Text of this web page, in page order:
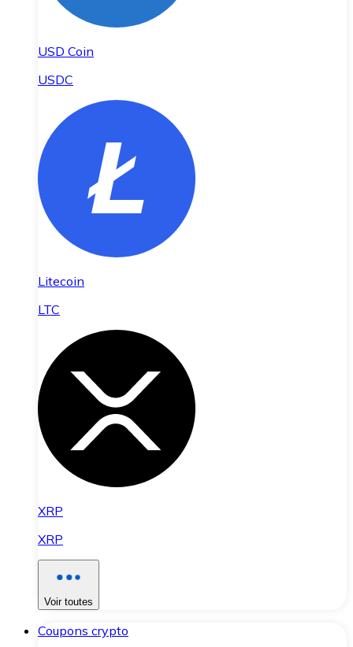
USD Coin
USDC
Litecoin
LTC
XRP
XRP
Voir toutes
Coupons crypto